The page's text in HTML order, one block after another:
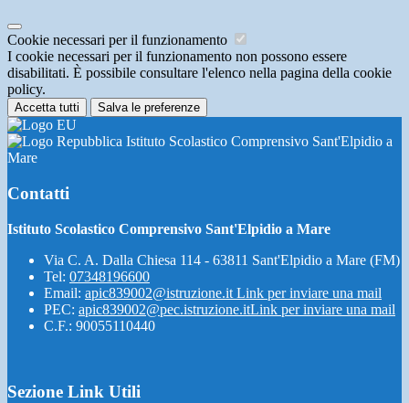
Cookie necessari per il funzionamento
I cookie necessari per il funzionamento non possono essere
disabilitati. È possibile consultare l'elenco nella pagina della cookie
policy.
Accetta tutti Salva le preferenze
Istituto Scolastico Comprensivo Sant'Elpidio a
Mare
Contatti
Istituto Scolastico Comprensivo Sant'Elpidio a Mare
Via C. A. Dalla Chiesa 114 - 63811 Sant'Elpidio a Mare (FM)
Tel: 07348196600
Email: apic839002@istruzione.it Link per inviare una mail
PEC: apic839002@pec.istruzione.itLink per inviare una mail
C.F.: 90055110440
Sezione Link Utili